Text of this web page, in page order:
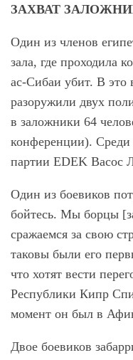
ЗАХВАТ
Один из членов
зала, где проходила
ас-Сибаи убит. В это
разоружили двух
в заложники 64
конференции). Среди
партии EDEK Васос
Один из боевиков
бойтесь. Мы борцы
сражаемся за свою
таковы были его
что хотят вести
Республики Кипр
момент он был в
Двое боевиков